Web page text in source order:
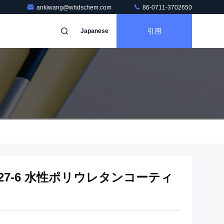
ankiwang@whdschem.com 86-0711-3702650
Japanese 引用
6 水性ポリウレタンコーティ